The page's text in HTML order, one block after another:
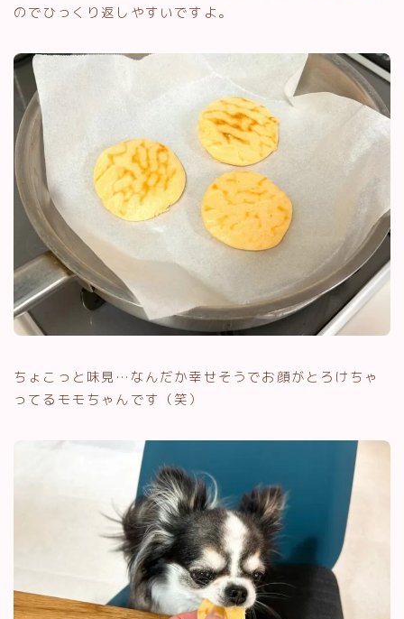
のでひっくり返しやすいですよ。
ちょこっと味見…なんだか幸せそうでお顔がとろけちゃ
ってるモモちゃんです（笑）